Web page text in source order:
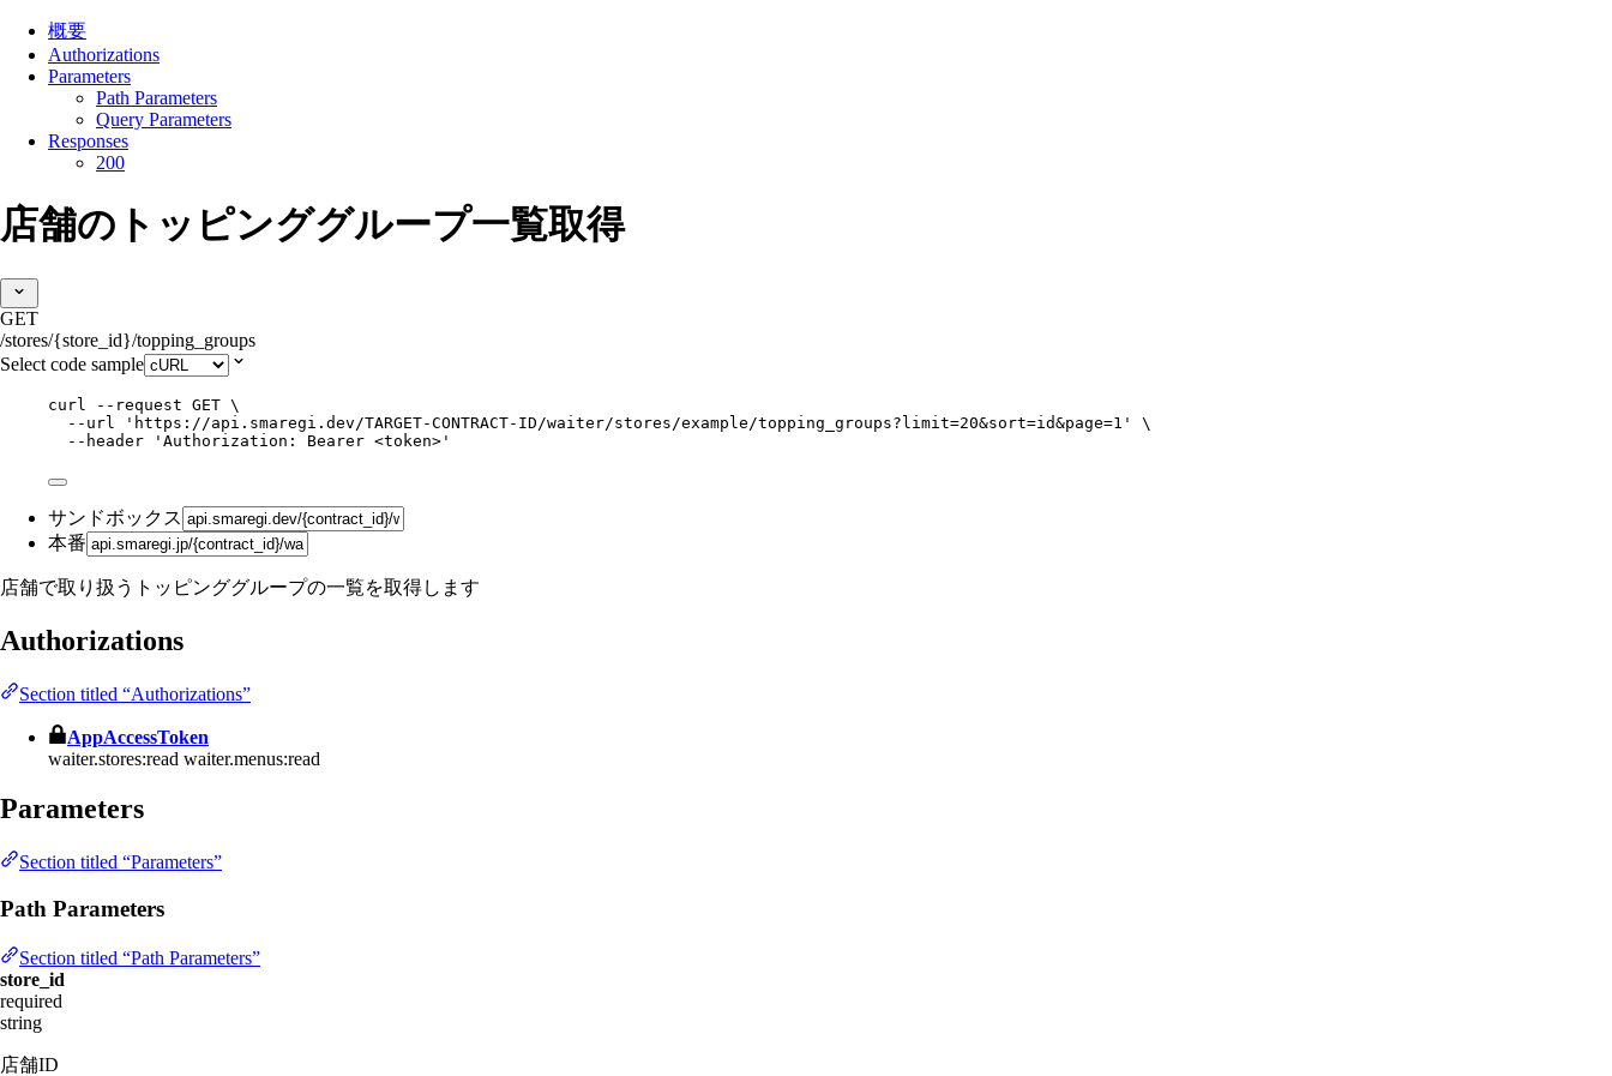
概要
Authorizations
Parameters
Path Parameters
Query Parameters
Responses
200
店舗のトッピンググループ一覧取得
GET
/stores/{store_id}/topping_groups
Select code sample
curl --request GET \
--url
' https://api.smaregi.dev/TARGET-CONTRACT-ID/waiter/stores/example/topping_groups?limit=20&sort=id&page=1 '
\
--header
' Authorization: Bearer <token> '
サンドボックス
本番
店舗で取り扱うトッピンググループの一覧を取得します
Authorizations
Section titled “Authorizations”
AppAccessToken
waiter.stores:read waiter.menus:read
Parameters
Section titled “Parameters”
Path Parameters
Section titled “Path Parameters”
store_id
required
string
店舗ID